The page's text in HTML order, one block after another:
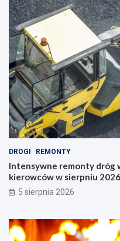
DROGI REMONTY
Intensywne remonty dróg
kierowców w sierpniu
5 sierpnia 2026